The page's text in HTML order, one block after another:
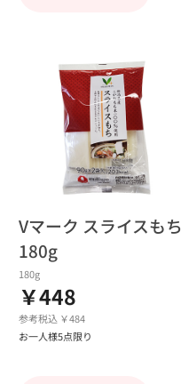
Vマーク スライスもち
180g
180g
￥448
参考税込 ￥484
お一人様5点限り